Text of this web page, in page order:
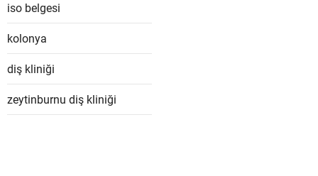
iso belgesi
kolonya
diş kliniği
zeytinburnu diş kliniği